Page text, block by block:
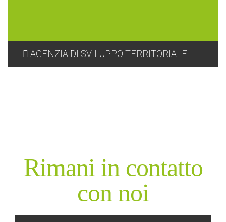
AGENZIA DI SVILUPPO TERRITORIALE
Rimani in contatto
con noi